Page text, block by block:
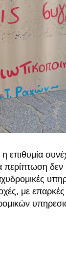
επιθυμία
περίπτωση δεν
με